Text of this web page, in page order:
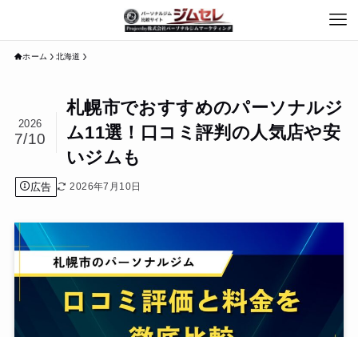
ホーム 北海道
札幌市でおすすめのパーソナルジ
ム11選！口コミ評判の人気店や安
いジムも
2026
7/10
広告 2026年7月10日